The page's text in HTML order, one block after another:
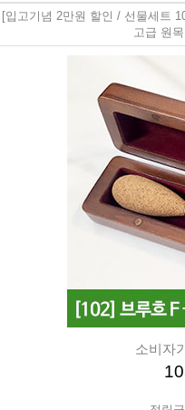
[입고기념 2만원 할인 / 선물세트
고급 원
소비자